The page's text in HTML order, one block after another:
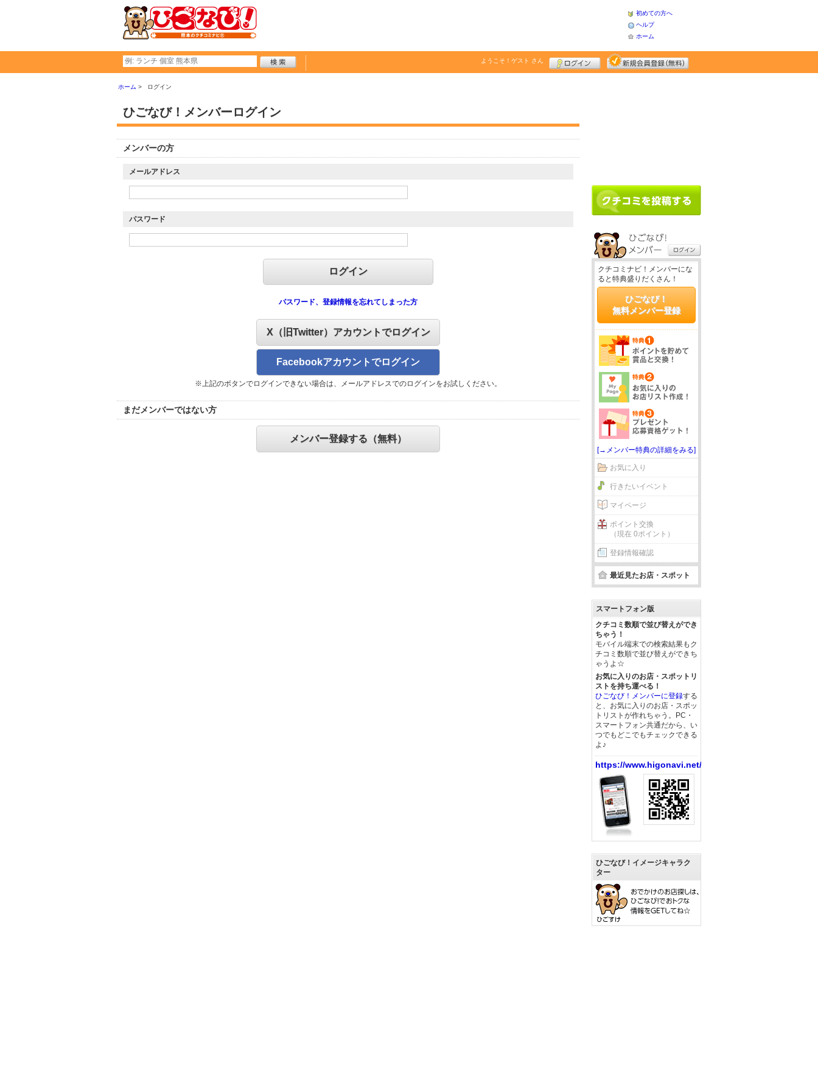
初めての方へ
ヘルプ
ホーム
ようこそ！ ゲスト さん
ホーム ログイン
ひごなび！メンバーログイン
メンバーの方
メールアドレス
パスワード
パスワード、登録情報を忘れてしまった方
X（旧Twitter）アカウントでログイン
Facebookアカウントでログイン
※上記のボタンでログインできない場合は、メールアドレスでのログインをお試しください。
まだメンバーではない方
メンバー登録する（無料）
クチコミナビ！メンバーにな
ると特典盛りだくさん！
ひごなび！
無料メンバー登録
[→メンバー特典の詳細をみる]
お気に入り
行きたいイベント
マイページ
ポイント交換
（現在 0ポイント）
登録情報確認
最近見たお店・スポット
スマートフォン版
クチコミ数順で並び替えができ
ちゃう！
モバイル端末での検索結果もク
チコミ数順で並び替えができち
ゃうよ☆
お気に入りのお店・スポットリ
ストを持ち運べる！
ひごなび！メンバーに登録する
と、お気に入りのお店・スポッ
トリストが作れちゃう。PC・
スマートフォン共通だから、い
つでもどこでもチェックできる
よ♪
https://www.higonavi.net/
ひごなび！イメージキャラク
ター